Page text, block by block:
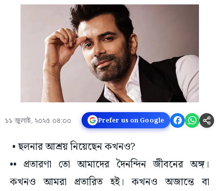
১১ জুলাই, ২০২৫ ০৪:০০ Prefer us on Google
• ছলনার আশ্রয় নিয়েছেন কখনও?
•• প্রতারণা তো আমাদের দৈনন্দিন জীবনের অঙ্গ।
কখনও আমরা প্রতারিত হই। কখনও অজান্তে বা